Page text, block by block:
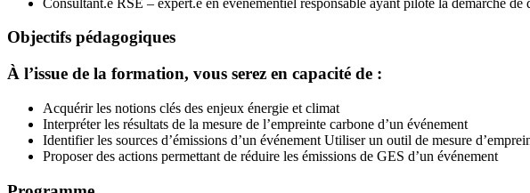
Objectifs pédagogiques
À l’issue de la formation, vous serez en capacité de :
Acquérir les notions clés des enjeux énergie et climat
Interpréter les résultats de la mesure de l’empreinte carbone d’un événement
Identifier les sources d’émissions d’un événement Utiliser un outil de mesure
Proposer des actions permettant de réduire les émissions de GES d’un événement